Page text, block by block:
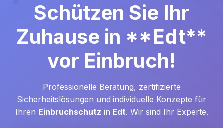
Schützen Sie Ihr
Zuhause in **Edt**
vor Einbruch!
Professionelle Beratung, zertifizierte
Sicherheitslösungen und individuelle Konzepte für
Ihren Einbruchschutz in Edt. Wir sind Ihr Experte.